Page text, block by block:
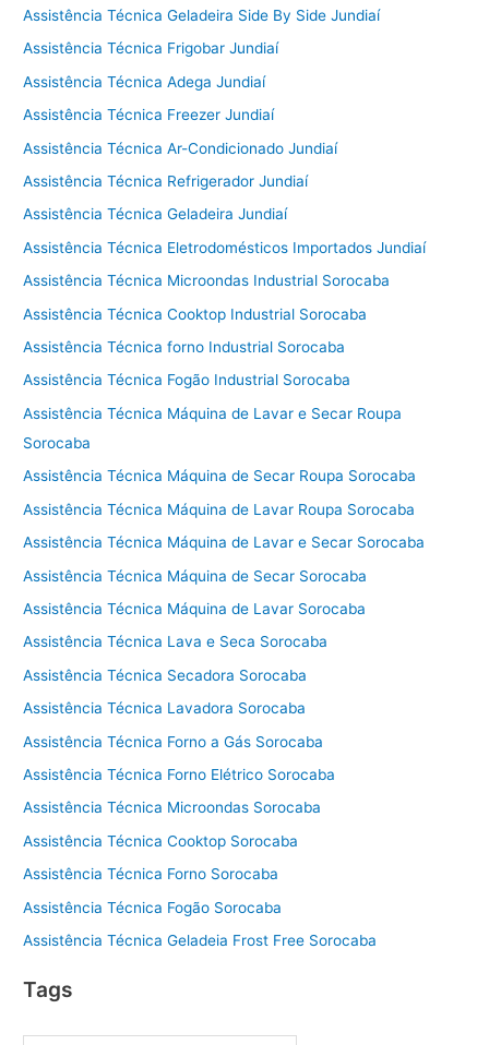
Assistência Técnica Geladeira Side By Side Jundiaí
Assistência Técnica Frigobar Jundiaí
Assistência Técnica Adega Jundiaí
Assistência Técnica Freezer Jundiaí
Assistência Técnica Ar-Condicionado Jundiaí
Assistência Técnica Refrigerador Jundiaí
Assistência Técnica Geladeira Jundiaí
Assistência Técnica Eletrodomésticos Importados Jundiaí
Assistência Técnica Microondas Industrial Sorocaba
Assistência Técnica Cooktop Industrial Sorocaba
Assistência Técnica forno Industrial Sorocaba
Assistência Técnica Fogão Industrial Sorocaba
Assistência Técnica Máquina de Lavar e Secar Roupa
Sorocaba
Assistência Técnica Máquina de Secar Roupa Sorocaba
Assistência Técnica Máquina de Lavar Roupa Sorocaba
Assistência Técnica Máquina de Lavar e Secar Sorocaba
Assistência Técnica Máquina de Secar Sorocaba
Assistência Técnica Máquina de Lavar Sorocaba
Assistência Técnica Lava e Seca Sorocaba
Assistência Técnica Secadora Sorocaba
Assistência Técnica Lavadora Sorocaba
Assistência Técnica Forno a Gás Sorocaba
Assistência Técnica Forno Elétrico Sorocaba
Assistência Técnica Microondas Sorocaba
Assistência Técnica Cooktop Sorocaba
Assistência Técnica Forno Sorocaba
Assistência Técnica Fogão Sorocaba
Assistência Técnica Geladeia Frost Free Sorocaba
Tags